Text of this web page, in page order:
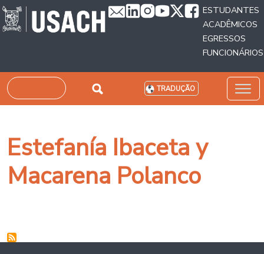
Passar para o conteúdo principal
ESTUDANTES
ACADÊMICOS
EGRESSOS
FUNCIONÁRIOS
Pesquisar TRADUÇÃO
Estefanía Ibaceta y
Macarena Polanco